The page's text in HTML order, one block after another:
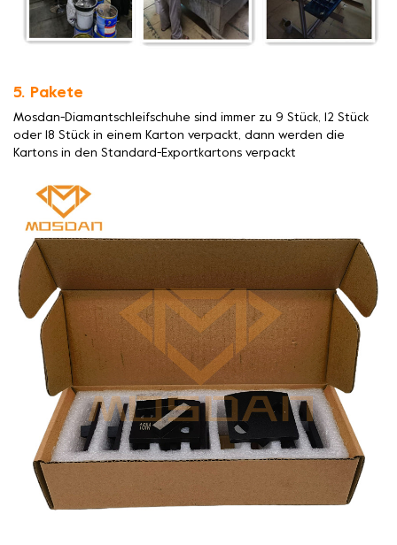
5. Pakete
Mosdan-Diamantschleifschuhe sind immer zu 9 Stück, 12 Stück
oder 18 Stück in einem Karton verpackt, dann werden die
Kartons in den Standard-Exportkartons verpackt